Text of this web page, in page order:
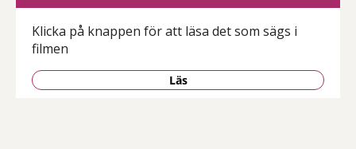
Klicka på knappen för att läsa det som sägs i
filmen
Läs